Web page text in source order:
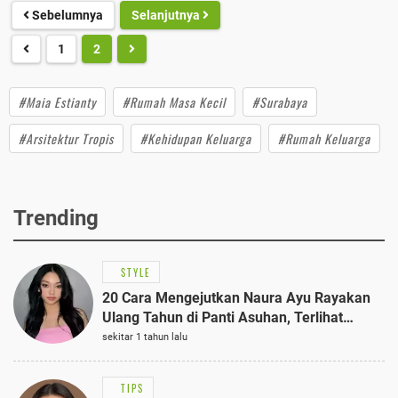
Sebelumnya Selanjutnya
1 2
#Maia Estianty #Rumah Masa Kecil
#Surabaya
#Arsitektur Tropis
#Kehidupan Keluarga #Rumah Keluarga
Trending
STYLE
20 Cara Mengejutkan Naura Ayu Rayakan
Ulang Tahun di Panti Asuhan, Terlihat
Anggun dengan Kaftan Cokelat
sekitar 1 tahun lalu
TIPS